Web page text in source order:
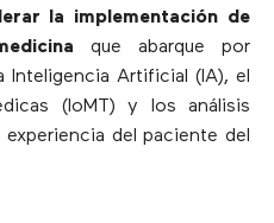
la implementación de
que abarque por
Artificial (IA), el
(IoMT) y los análisis
del paciente del